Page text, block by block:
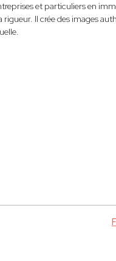
et particuliers en
Il crée des images